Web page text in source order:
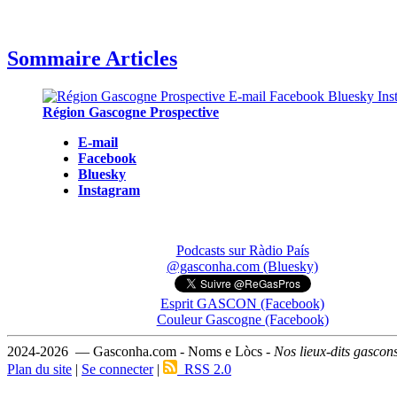
Sommaire Articles
Région Gascogne Prospective
E-mail
Facebook
Bluesky
Instagram
Podcasts sur Ràdio País
@gasconha.com (Bluesky)
Esprit GASCON (Facebook)
Couleur Gascogne (Facebook)
2024-2026 — Gasconha.com - Noms e Lòcs - Nos lieux-dits
Plan du site | Se connecter| RSS 2.0